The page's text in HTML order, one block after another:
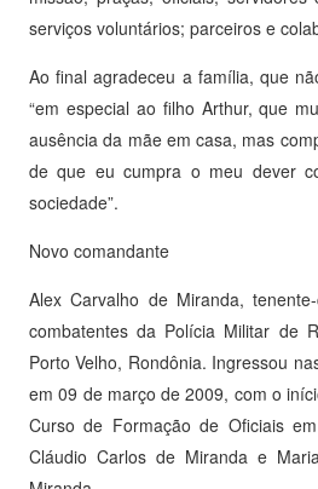
serviços voluntários; parceiros e
Ao final agradeceu a família, que
“em especial ao filho Arthur, que
ausência da mãe em casa, mas
de que eu cumpra o meu dever
sociedade”.
Novo comandante
Alex Carvalho de Miranda,
combatentes da Polícia Militar de
Porto Velho, Rondônia. Ingressou
em 09 de março de 2009, com o
Curso de Formação de Oficiais
Cláudio Carlos de Miranda e